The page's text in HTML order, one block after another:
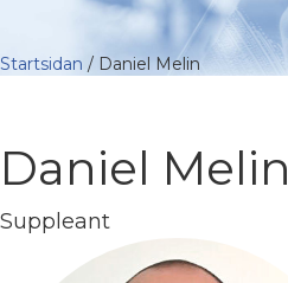
Startsidan / Daniel Melin
Daniel Melin
Suppleant